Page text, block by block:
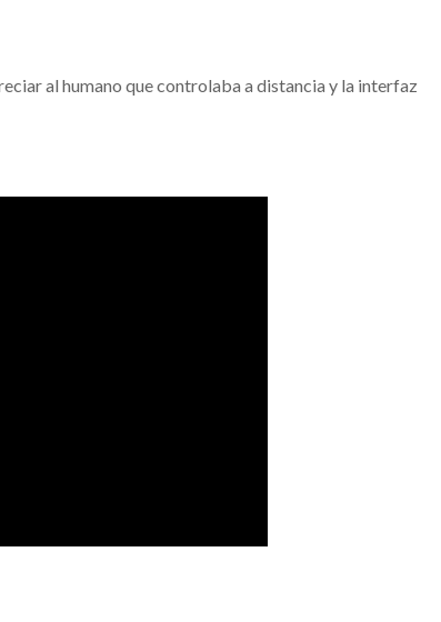
al humano que controlaba a distancia y la interfaz